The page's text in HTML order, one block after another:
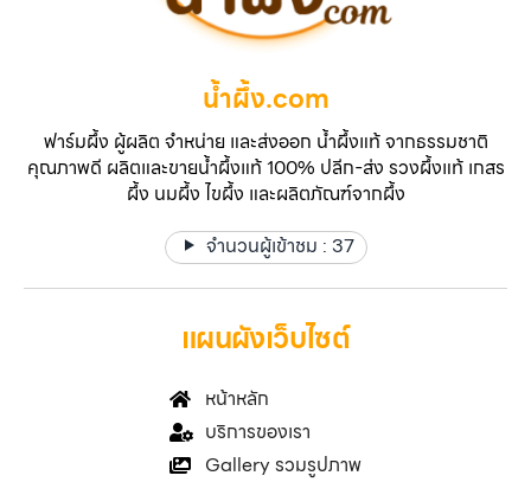
น้ำผึ้ง.com
ฟาร์มผึ้ง ผู้ผลิต จำหน่าย และส่งออก น้ำผึ้งแท้ จากธรรมชาติ
คุณภาพดี ผลิตและขายน้ำผึ้งแท้ 100% ปลีก-ส่ง รวงผึ้งแท้ เกสร
ผึ้ง นมผึ้ง ไขผึ้ง และผลิตภัณฑ์จากผึ้ง
จำนวนผู้เข้าชม : 37
แผนผังเว็บไซต์
หน้าหลัก
บริการของเรา
Gallery รวมรูปภาพ